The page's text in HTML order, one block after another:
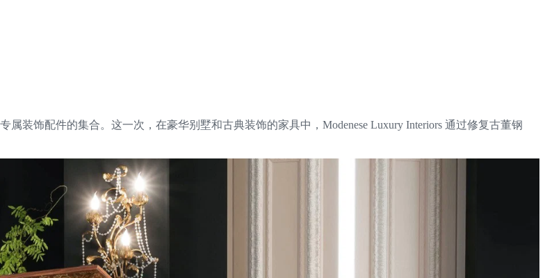
属装饰配件的集合。这一次，在豪华别墅和古典装饰的家具中，Modenese Luxury Interiors 通过修复古董钢